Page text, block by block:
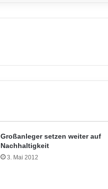
Großanleger setzen weiter auf
Nachhaltigkeit
3. Mai 2012